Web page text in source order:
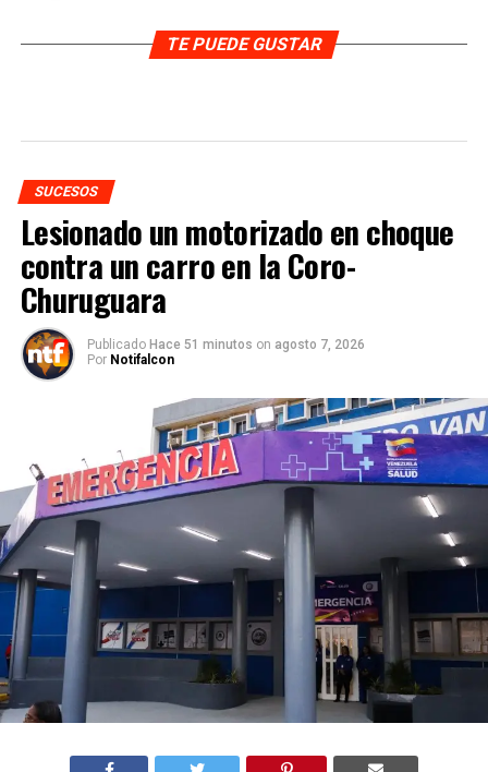
TE PUEDE GUSTAR
SUCESOS
Lesionado un motorizado en choque
contra un carro en la Coro-
Churuguara
Publicado Hace 51 minutos on agosto 7, 2026
Por Notifalcon